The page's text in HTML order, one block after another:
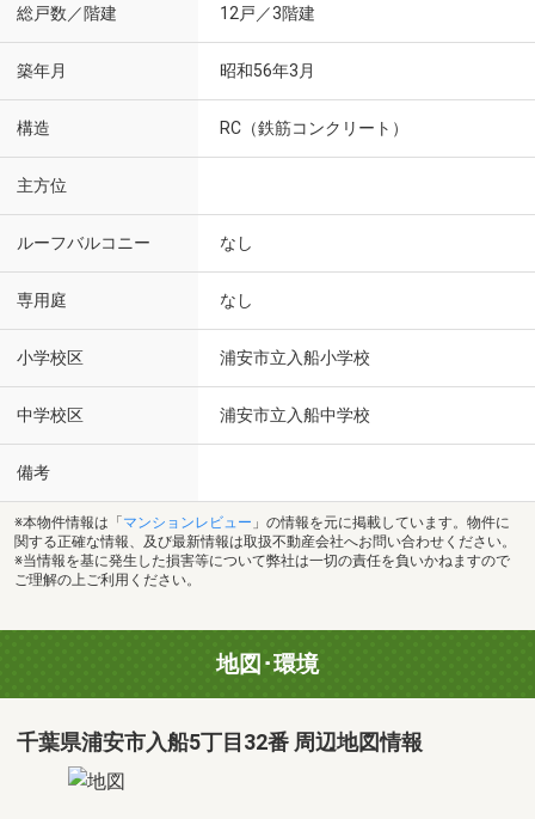
総戸数／階建 12戸／3階建
築年月 昭和56年3月
構造 RC（鉄筋コンクリート）
主方位
ルーフバルコニー なし
専用庭 なし
小学校区 浦安市立入船小学校
中学校区 浦安市立入船中学校
備考
※本物件情報は「 マンションレビュー 」の情報を元に掲載しています。物件に
関する正確な情報、及び最新情報は取扱不動産会社へお問い合わせください。
※当情報を基に発生した損害等について弊社は一切の責任を負いかねますので
ご理解の上ご利用ください。
地図･環境
千葉県浦安市入船5丁目32番 周辺地図情報